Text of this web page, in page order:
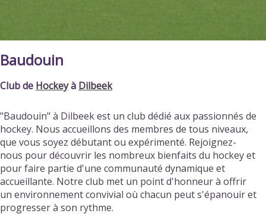
Baudouin
Club de Hockeyà Dilbeek
"Baudouin" à Dilbeek est un club dédié aux passionnés de
hockey. Nous accueillons des membres de tous niveaux,
que vous soyez débutant ou expérimenté. Rejoignez-
nous pour découvrir les nombreux bienfaits du hockey et
pour faire partie d'une communauté dynamique et
accueillante. Notre club met un point d'honneur à offrir
un environnement convivial où chacun peut s'épanouir et
progresser à son rythme.